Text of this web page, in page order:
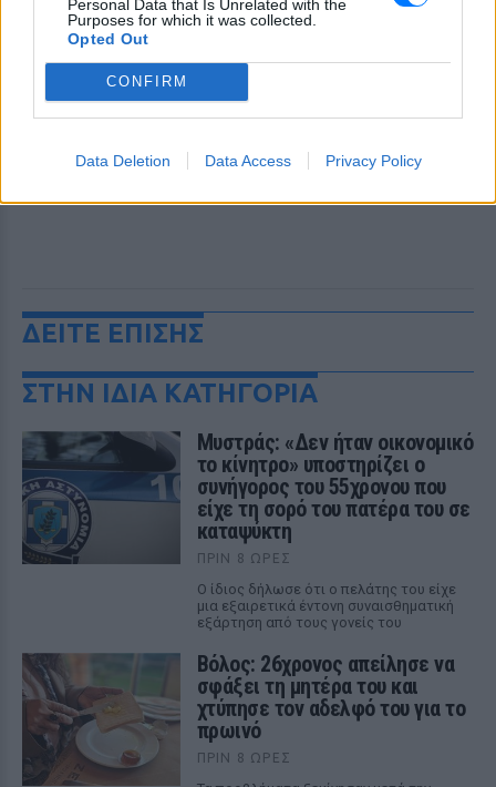
Personal Data that Is Unrelated with the
Purposes for which it was collected.
Opted Out
CONFIRM
Data Deletion Data Access Privacy Policy
ΔΕΙΤΕ ΕΠΙΣΗΣ
ΣΤΗΝ ΙΔΙΑ ΚΑΤΗΓΟΡΙΑ
Μυστράς: «Δεν ήταν οικονομικό
το κίνητρο» υποστηρίζει ο
συνήγορος του 55χρονου που
είχε τη σορό του πατέρα του σε
καταψύκτη
ΠΡΙΝ 8 ΏΡΕΣ
Ο ίδιος δήλωσε ότι ο πελάτης του είχε
μια εξαιρετικά έντονη συναισθηματική
εξάρτηση από τους γονείς του
Βόλος: 26χρονος απείλησε να
σφάξει τη μητέρα του και
χτύπησε τον αδελφό του για το
πρωινό
ΠΡΙΝ 8 ΏΡΕΣ